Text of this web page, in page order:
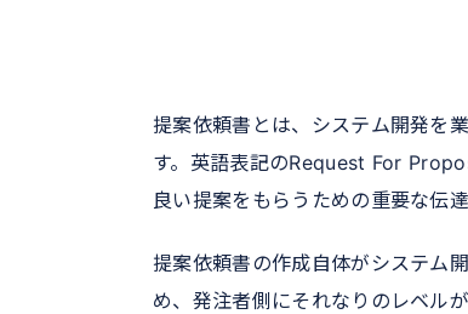
提案依頼書とは、システム開発を
す。英語表記のRequest For
良い提案をもらうための重要な伝達
提案依頼書の作成自体がシステム
め、発注者側にそれなりのレベル